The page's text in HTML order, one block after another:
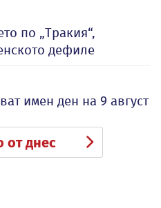
по „Тракия“,
дефиле
имен ден на 9 август
от днес